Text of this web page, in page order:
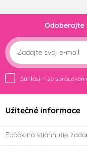
Odoberajte
Súhlasím so
Užitečné informace
Ebook na stiahnutie